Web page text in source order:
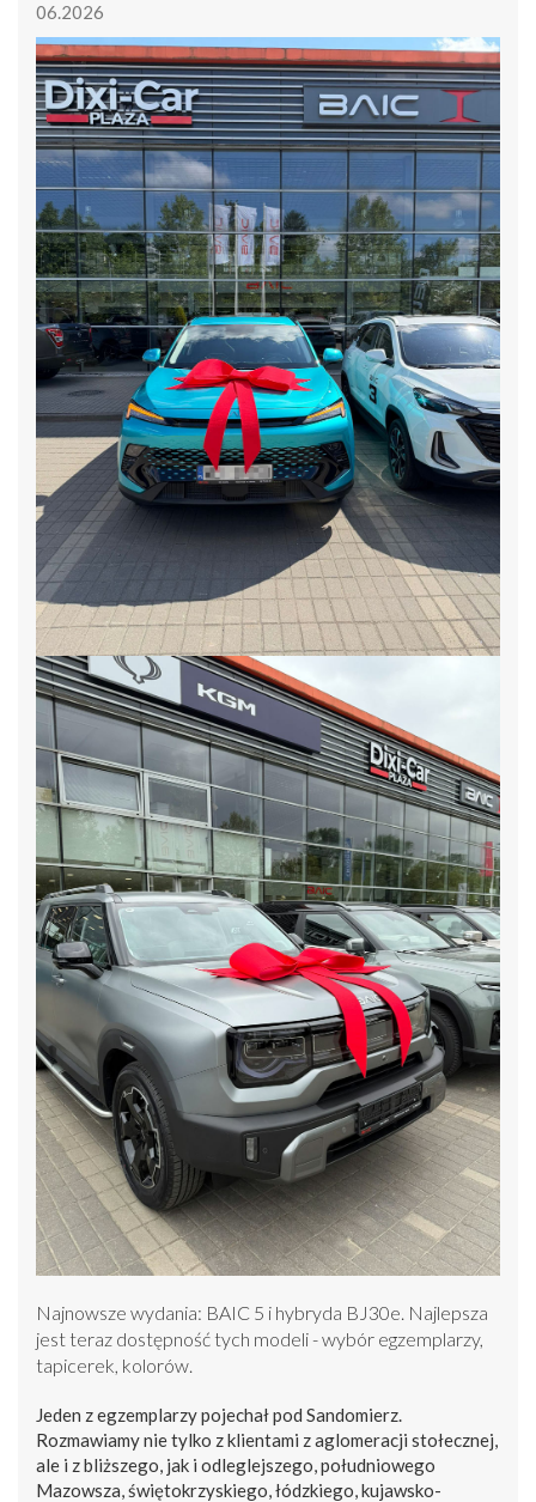
06.2026
Najnowsze wydania: BAIC 5 i hybryda BJ30e. Najlepsza
jest teraz dostępność tych modeli - wybór egzemplarzy,
tapicerek, kolorów.
Jeden z egzemplarzy pojechał pod Sandomierz.
Rozmawiamy nie tylko z klientami z aglomeracji stołecznej,
ale i z bliższego, jak i odleglejszego, południowego
Mazowsza, świętokrzyskiego, łódzkiego, kujawsko-